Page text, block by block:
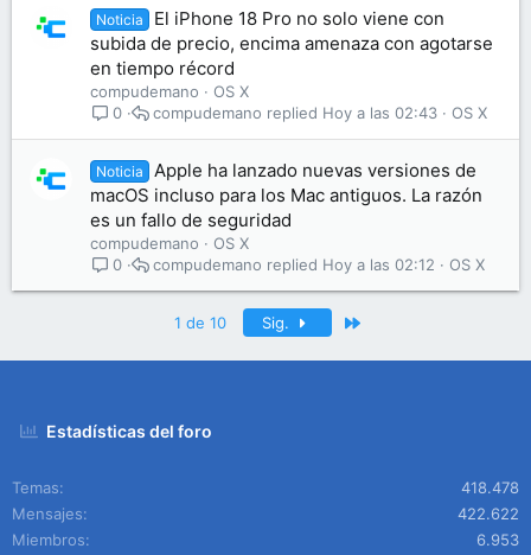
Noticia
El iPhone 18 Pro no solo viene con
subida de precio, encima amenaza con agotarse
en tiempo récord
compudemano
OS X
0
OS X
Hoy a las 02:43
compudemano
Noticia
Apple ha lanzado nuevas versiones de
macOS incluso para los Mac antiguos. La razón
es un fallo de seguridad
compudemano
OS X
0
OS X
Hoy a las 02:12
compudemano
1 de 10 Sig.
Estadísticas del foro
Temas
418.478
Mensajes
422.622
Miembros
6.953